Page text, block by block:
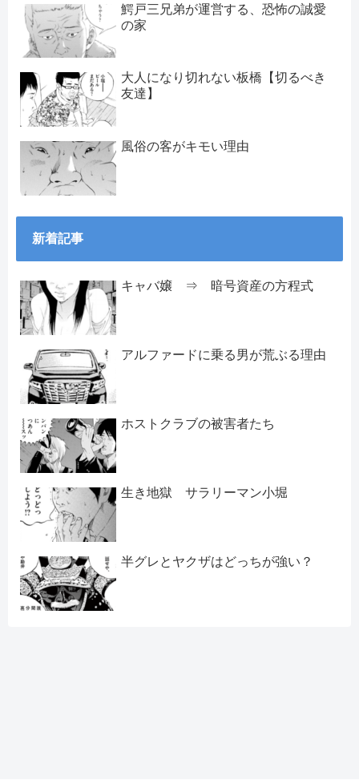
鰐戸三兄弟が運営する、恐怖の誠愛
の家
大人になり切れない板橋【切るべき
友達】
風俗の客がキモい理由
新着記事
キャバ嬢 ⇒ 暗号資産の方程式
アルファードに乗る男が荒ぶる理由
ホストクラブの被害者たち
生き地獄 サラリーマン小堀
半グレとヤクザはどっちが強い？